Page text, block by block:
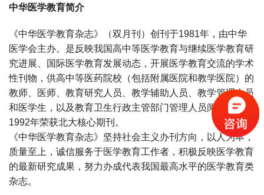
中华医学教育简介
《中华医学教育杂志》（双月刊）创刊于1981年，由中华
医学会主办。是反映我国高中等医学教育与继续医学教育研
究进展、国际医学教育发展动态，开展医学教育交流的学术
性刊物，供高中等医药院校（包括附属医院和教学医院）的
教师、医师、教育研究人员、教学辅助人员、教学管理人员
和医学生，以及教育卫生行政主管部门管理人员阅读。
1992年荣获北大核心期刊。
《中华医学教育杂志》坚持社会主义办刊方向，以人为本，
质量至上，诚信服务于医学教育工作者，积极反映医学教育
的最新研究成果，努力办成代表我国最高水平的医学教育类
杂志。